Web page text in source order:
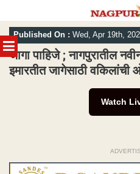
MENU
Skip
to
content
Published On : Wed, Apr 19th,
जागा पाहिजे ; नागपुरातील
इमारतीत जागेसाठी वकिलांची
Watch